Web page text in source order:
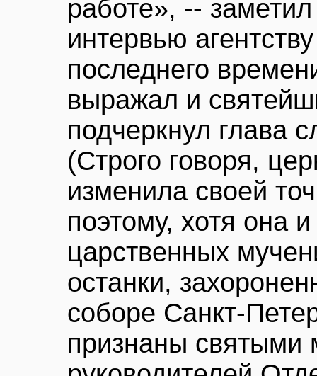
работе», --
интервью
последнего
выражал и
подчеркнул глава
(Строго говоря,
изменила своей
поэтому, хотя она
царственных
останки,
соборе Санкт-
признаны